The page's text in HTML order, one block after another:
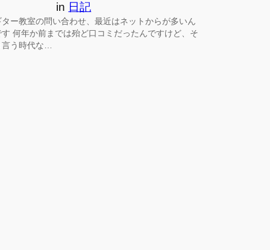
in 日記
ター教室の問い合わせ、最近はネットからが多いん
す 何年か前までは殆ど口コミだったんですけど、そ
言う時代な…